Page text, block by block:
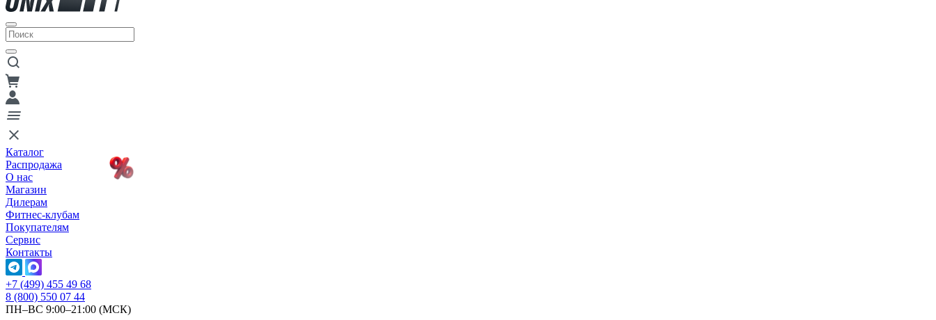
Каталог
Распродажа
О нас
Магазин
Дилерам
Фитнес-клубам
Покупателям
Сервис
Контакты
+7 (499) 455 49 68
8 (800) 550 07 44
ПН–ВС 9:00–21:00 (МСК)